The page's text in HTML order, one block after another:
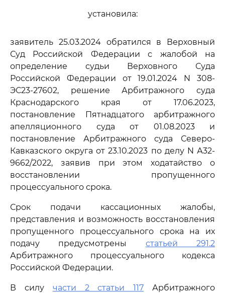
установила:
заявитель 25.03.2024 обратился в Верховный
Суд Российской Федерации с жалобой на
определение судьи Верховного Суда
Российской Федерации от 19.01.2024 N 308-
ЭС23-27602, решение Арбитражного суда
Краснодарского края от 17.06.2023,
постановление Пятнадцатого арбитражного
апелляционного суда от 01.08.2023 и
постановление Арбитражного суда Северо-
Кавказского округа от 23.10.2023 по делу N А32-
9662/2022, заявив при этом ходатайство о
восстановлении пропущенного
процессуального срока.
Срок подачи кассационных жалобы,
представления и возможность восстановления
пропущенного процессуального срока на их
подачу предусмотрены статьей 291.2
Арбитражного процессуального кодекса
Российской Федерации.
В силу части 2 статьи 117 Арбитражного